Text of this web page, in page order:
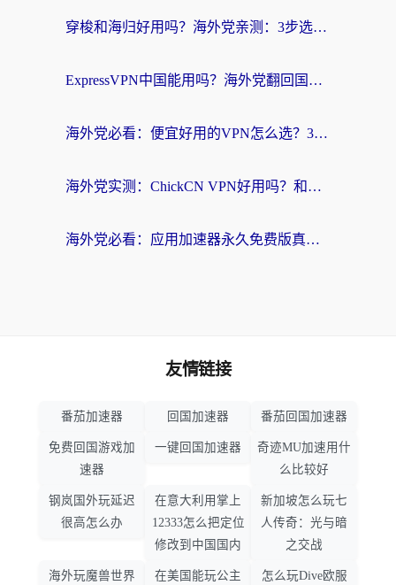
穿梭和海归好用吗？海外党亲测：3步选对回国加速器，无缝刷国内剧玩手游
ExpressVPN中国能用吗？海外党翻回国内的加速器选择指南（附番茄加速器实测）
海外党必看：便宜好用的VPN怎么选？3步解决回国访问难题+Steam改区技巧
海外党实测：ChickCN VPN好用吗？和OurPlay VPN对比哪个回国效果更好？附避坑指南
海外党必看：应用加速器永久免费版真的靠谱吗？教你选对回国加速器无缝刷国内资源
友情链接
番茄加速器 回国加速器 番茄回国加速器
免费回国游戏加
速器
一键回国加速器
奇迹MU加速用什
么比较好
钢岚国外玩延迟
很高怎么办
在意大利用掌上
12333怎么把定位
修改到中国国内
新加坡怎么玩七
人传奇：光与暗
之交战
海外玩魔兽世界 在美国能玩公主 怎么玩Dive欧服